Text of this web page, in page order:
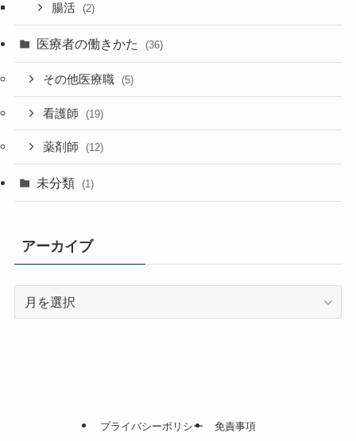
腸活 (2)
医療者の働きかた (36)
その他医療職 (5)
看護師 (19)
薬剤師 (12)
未分類 (1)
アーカイブ
プライバシーポリシー 免責事項